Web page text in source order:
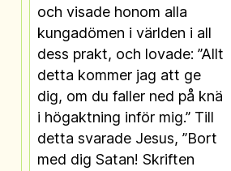
och visade honom alla
kungadömen i världen i all
dess prakt, och lovade: ”Allt
detta kommer jag att ge
dig, om du faller ned på knä
i högaktning inför mig.” Till
detta svarade Jesus, ”Bort
med dig Satan! Skriften